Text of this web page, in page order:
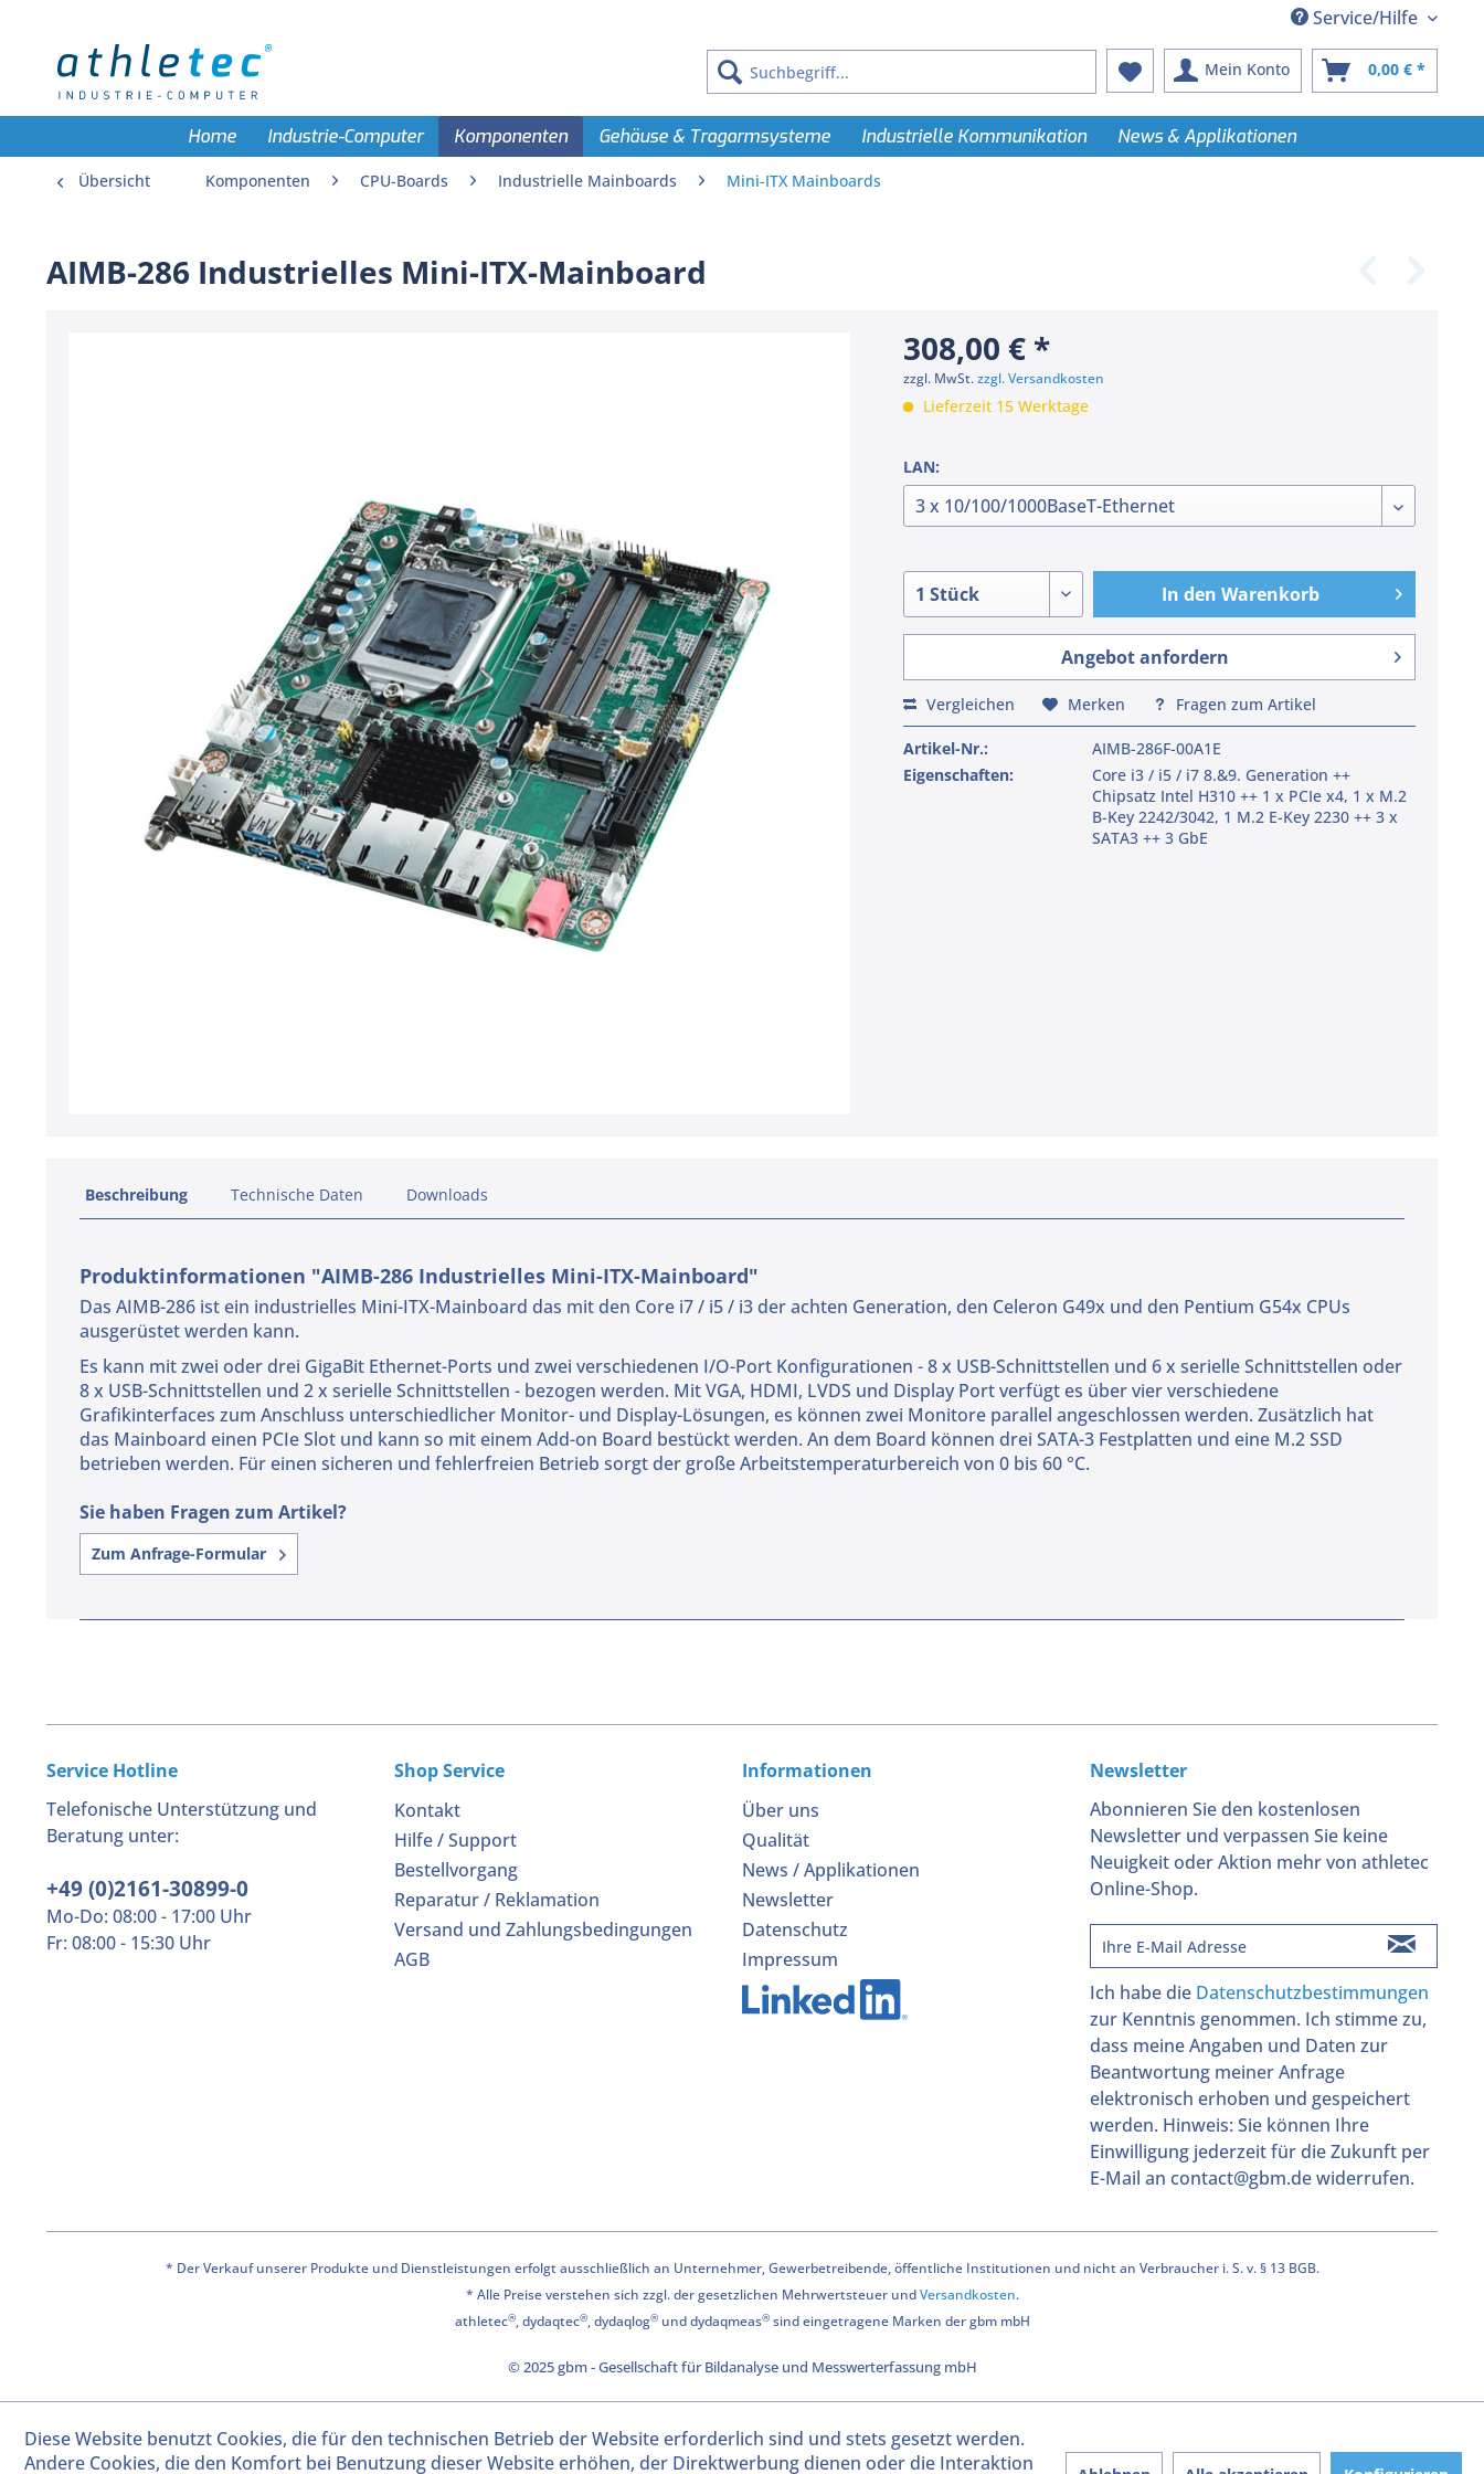
Service/Hilfe
Mein Konto 0,00 € *
Home Industrie-Computer Komponenten Gehäuse & Tragarmsysteme Industrielle Kommunikation News & Applikationen
Übersicht Komponenten CPU-Boards Industrielle Mainboards Mini-ITX Mainboards
AIMB-286 Industrielles Mini-ITX-Mainboard
308,00 € *
zzgl. MwSt.zzgl. Versandkosten
Lieferzeit 15 Werktage
LAN:
In den Warenkorb
Angebot anfordern
Vergleichen Merken Fragen zum Artikel
Artikel-Nr.:
AIMB-286F-00A1E
Eigenschaften:
Core i3 / i5 / i7 8.&9. Generation ++
Chipsatz Intel H310 ++ 1 x PCIe x4, 1 x M.2
B-Key 2242/3042, 1 M.2 E-Key 2230 ++ 3 x
SATA3 ++ 3 GbE
Beschreibung Technische Daten Downloads
Produktinformationen "AIMB-286 Industrielles Mini-ITX-Mainboard"
Das AIMB-286 ist ein industrielles Mini-ITX-Mainboard das mit den Core i7 / i5 / i3 der achten Generation, den Celeron G49x und den Pentium G54x CPUs
ausgerüstet werden kann.
Es kann mit zwei oder drei GigaBit Ethernet-Ports und zwei verschiedenen I/O-Port Konfigurationen - 8 x USB-Schnittstellen und 6 x serielle Schnittstellen oder
8 x USB-Schnittstellen und 2 x serielle Schnittstellen - bezogen werden. Mit VGA, HDMI, LVDS und Display Port verfügt es über vier verschiedene
Grafikinterfaces zum Anschluss unterschiedlicher Monitor- und Display-Lösungen, es können zwei Monitore parallel angeschlossen werden. Zusätzlich hat
das Mainboard einen PCIe Slot und kann so mit einem Add-on Board bestückt werden. An dem Board können drei SATA-3 Festplatten und eine M.2 SSD
betrieben werden. Für einen sicheren und fehlerfreien Betrieb sorgt der große Arbeitstemperaturbereich von 0 bis 60 °C.
Sie haben Fragen zum Artikel?
Zum Anfrage-Formular
Service Hotline
Telefonische Unterstützung und
Beratung unter:
+49 (0)2161-30899-0
Mo-Do: 08:00 - 17:00 Uhr
Fr: 08:00 - 15:30 Uhr
Shop Service
Kontakt
Hilfe / Support
Bestellvorgang
Reparatur / Reklamation
Versand und Zahlungsbedingungen
AGB
Informationen
Über uns
Qualität
News / Applikationen
Newsletter
Datenschutz
Impressum
Newsletter
Abonnieren Sie den kostenlosen
Newsletter und verpassen Sie keine
Neuigkeit oder Aktion mehr von athletec
Online-Shop.
Ich habe die Datenschutzbestimmungen
zur Kenntnis genommen. Ich stimme zu,
dass meine Angaben und Daten zur
Beantwortung meiner Anfrage
elektronisch erhoben und gespeichert
werden. Hinweis: Sie können Ihre
Einwilligung jederzeit für die Zukunft per
E-Mail an contact@gbm.de widerrufen.
* Der Verkauf unserer Produkte und Dienstleistungen erfolgt ausschließlich an Unternehmer, Gewerbetreibende, öffentliche Institutionen und nicht an Verbraucher i. S. v. § 13 BGB.
* Alle Preise verstehen sich zzgl. der gesetzlichen Mehrwertsteuer undVersandkosten.
athletec®, dydaqtec®, dydaqlog®und dydaqmeas®sind eingetragene Marken der gbm mbH
© 2025 gbm - Gesellschaft für Bildanalyse und Messwerterfassung mbH
Diese Website benutzt Cookies, die für den technischen Betrieb der Website erforderlich sind und stets gesetzt werden.
Andere Cookies, die den Komfort bei Benutzung dieser Website erhöhen, der Direktwerbung dienen oder die Interaktion